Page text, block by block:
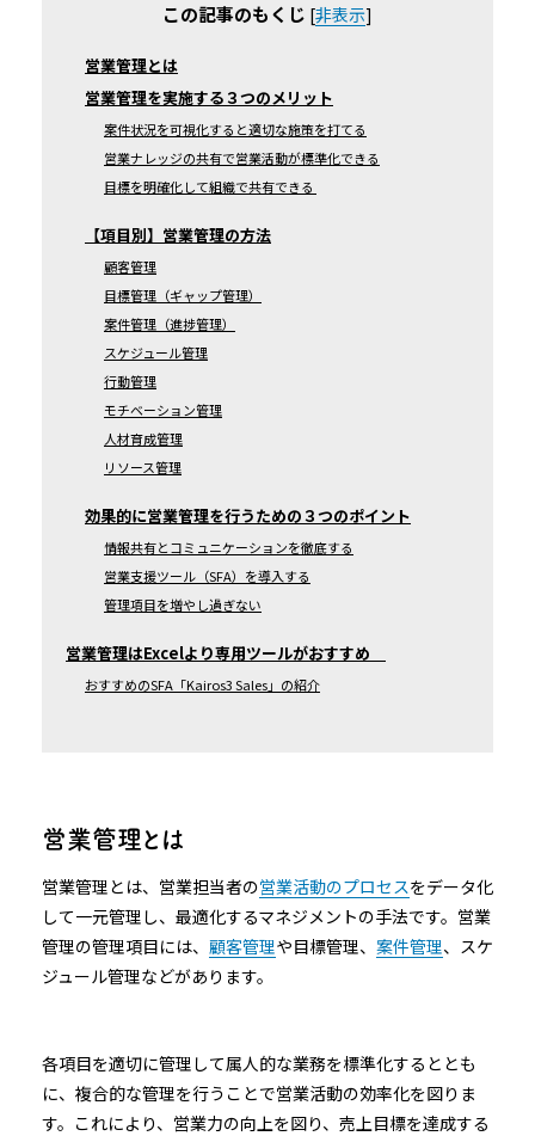
この記事のもくじ [非表示]
営業管理とは
営業管理を実施する３つのメリット
案件状況を可視化すると適切な施策を打てる
営業ナレッジの共有で営業活動が標準化できる
目標を明確化して組織で共有できる
【項目別】営業管理の方法
顧客管理
目標管理（ギャップ管理）
案件管理（進捗管理）
スケジュール管理
行動管理
モチベーション管理
人材育成管理
リソース管理
効果的に営業管理を行うための３つのポイント
情報共有とコミュニケーションを徹底する
営業支援ツール（SFA）を導入する
管理項目を増やし過ぎない
営業管理はExcelより専用ツールがおすすめ
おすすめのSFA「Kairos3 Sales」の紹介
営業管理とは
営業管理とは、営業担当者の営業活動のプロセスをデータ化
して一元管理し、最適化するマネジメントの手法です。営業
管理の管理項目には、 顧客管理や目標管理、 案件管理、スケ
ジュール管理などがあります。
各項目を適切に管理して属人的な業務を標準化するととも
に、複合的な管理を行うことで営業活動の効率化を図りま
す。これにより、営業力の向上を図り、売上目標を達成する